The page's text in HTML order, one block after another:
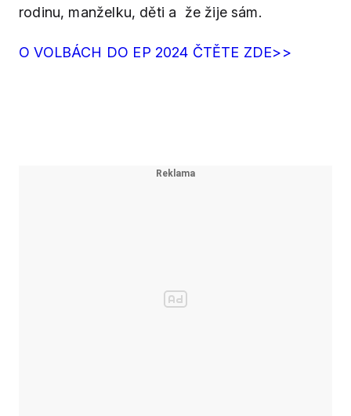
rodinu, manželku, děti a že žije sám.
O VOLBÁCH DO EP 2024 ČTĚTE ZDE>>